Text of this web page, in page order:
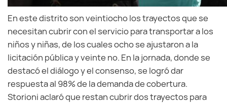
En este distrito son veintiocho los trayectos que se
necesitan cubrir con el servicio para transportar a los
niños y niñas, de los cuales ocho se ajustaron a la
licitación pública y veinte no. En la jornada, donde se
destacó el diálogo y el consenso, se logró dar
respuesta al 98% de la demanda de cobertura.
Storioni aclaró que restan cubrir dos trayectos para